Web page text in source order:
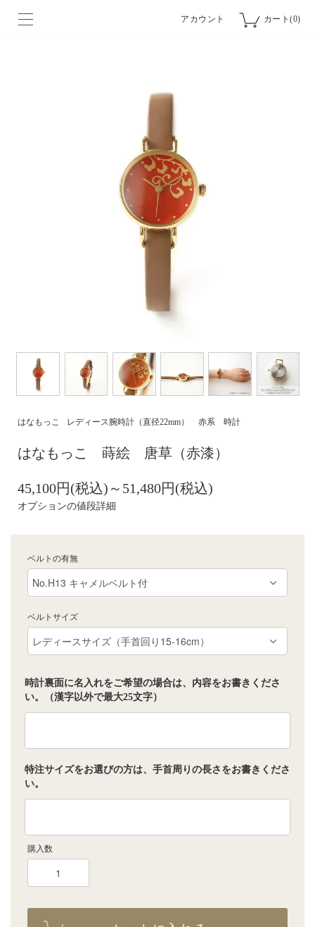
アカウント カート(0)
はなもっこ レディース腕時計（直径22mm） 赤系 時計
はなもっこ 蒔絵 唐草（赤漆）
45,100円(税込)～51,480円(税込)
オプションの値段詳細
ベルトの有無
ベルトサイズ
時計裏面に名入れをご希望の場合は、内容をお書きくださ
い。（漢字以外で最大25文字）
特注サイズをお選びの方は、手首周りの長さをお書きくださ
い。
購入数